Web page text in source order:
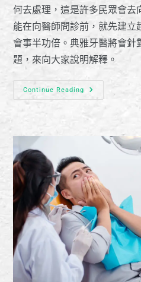
何去處理，這是許多民眾會去
能在向醫師問診前，就先建
會事半功倍。典雅牙醫將會針
題，來向大家說明解釋。
Continue Reading